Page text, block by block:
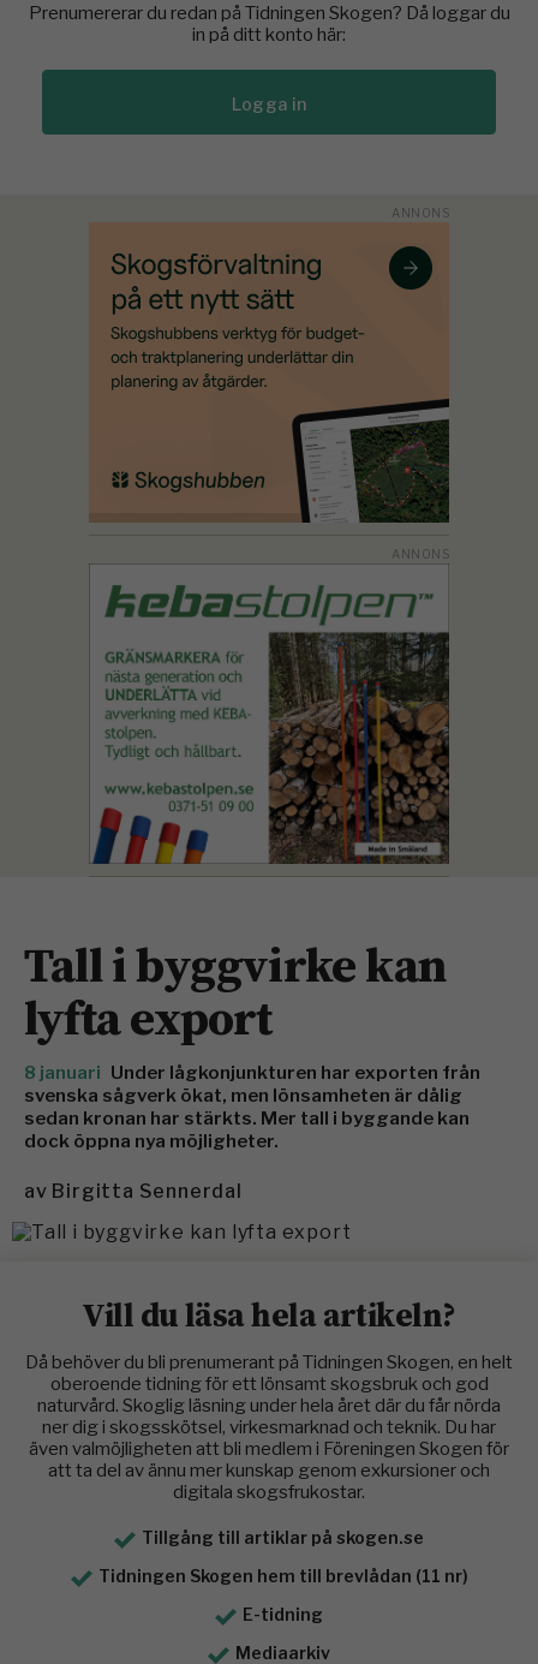
Prenumererar du redan på Tidningen Skogen? Då loggar du
in på ditt konto här:
Logga in
Tall i byggvirke kan
lyfta export
8 januari Under lågkonjunkturen har exporten från
svenska sågverk ökat, men lönsamheten är dålig
sedan kronan har stärkts. Mer tall i byggande kan
dock öppna nya möjligheter.
av Birgitta Sennerdal
Vill du läsa hela artikeln?
Då behöver du bli prenumerant på Tidningen Skogen, en helt
oberoende tidning för ett lönsamt skogsbruk och god
naturvård. Skoglig läsning under hela året där du får nörda
ner dig i skogsskötsel, virkesmarknad och teknik. Du har
även valmöjligheten att bli medlem i Föreningen Skogen för
att ta del av ännu mer kunskap genom exkursioner och
digitala skogsfrukostar.
Tillgång till artiklar på skogen.se
Tidningen Skogen hem till brevlådan (11 nr)
E-tidning
Mediaarkiv